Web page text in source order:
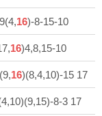
、12番ブレーク
、16番シルヴァ
トーセンカンビー
方に10番サンレ
に入る。
は1コーナーま
16)-8-15-10
16)4,8,15-10
16)(8,4,10)-15 17
8-3 17